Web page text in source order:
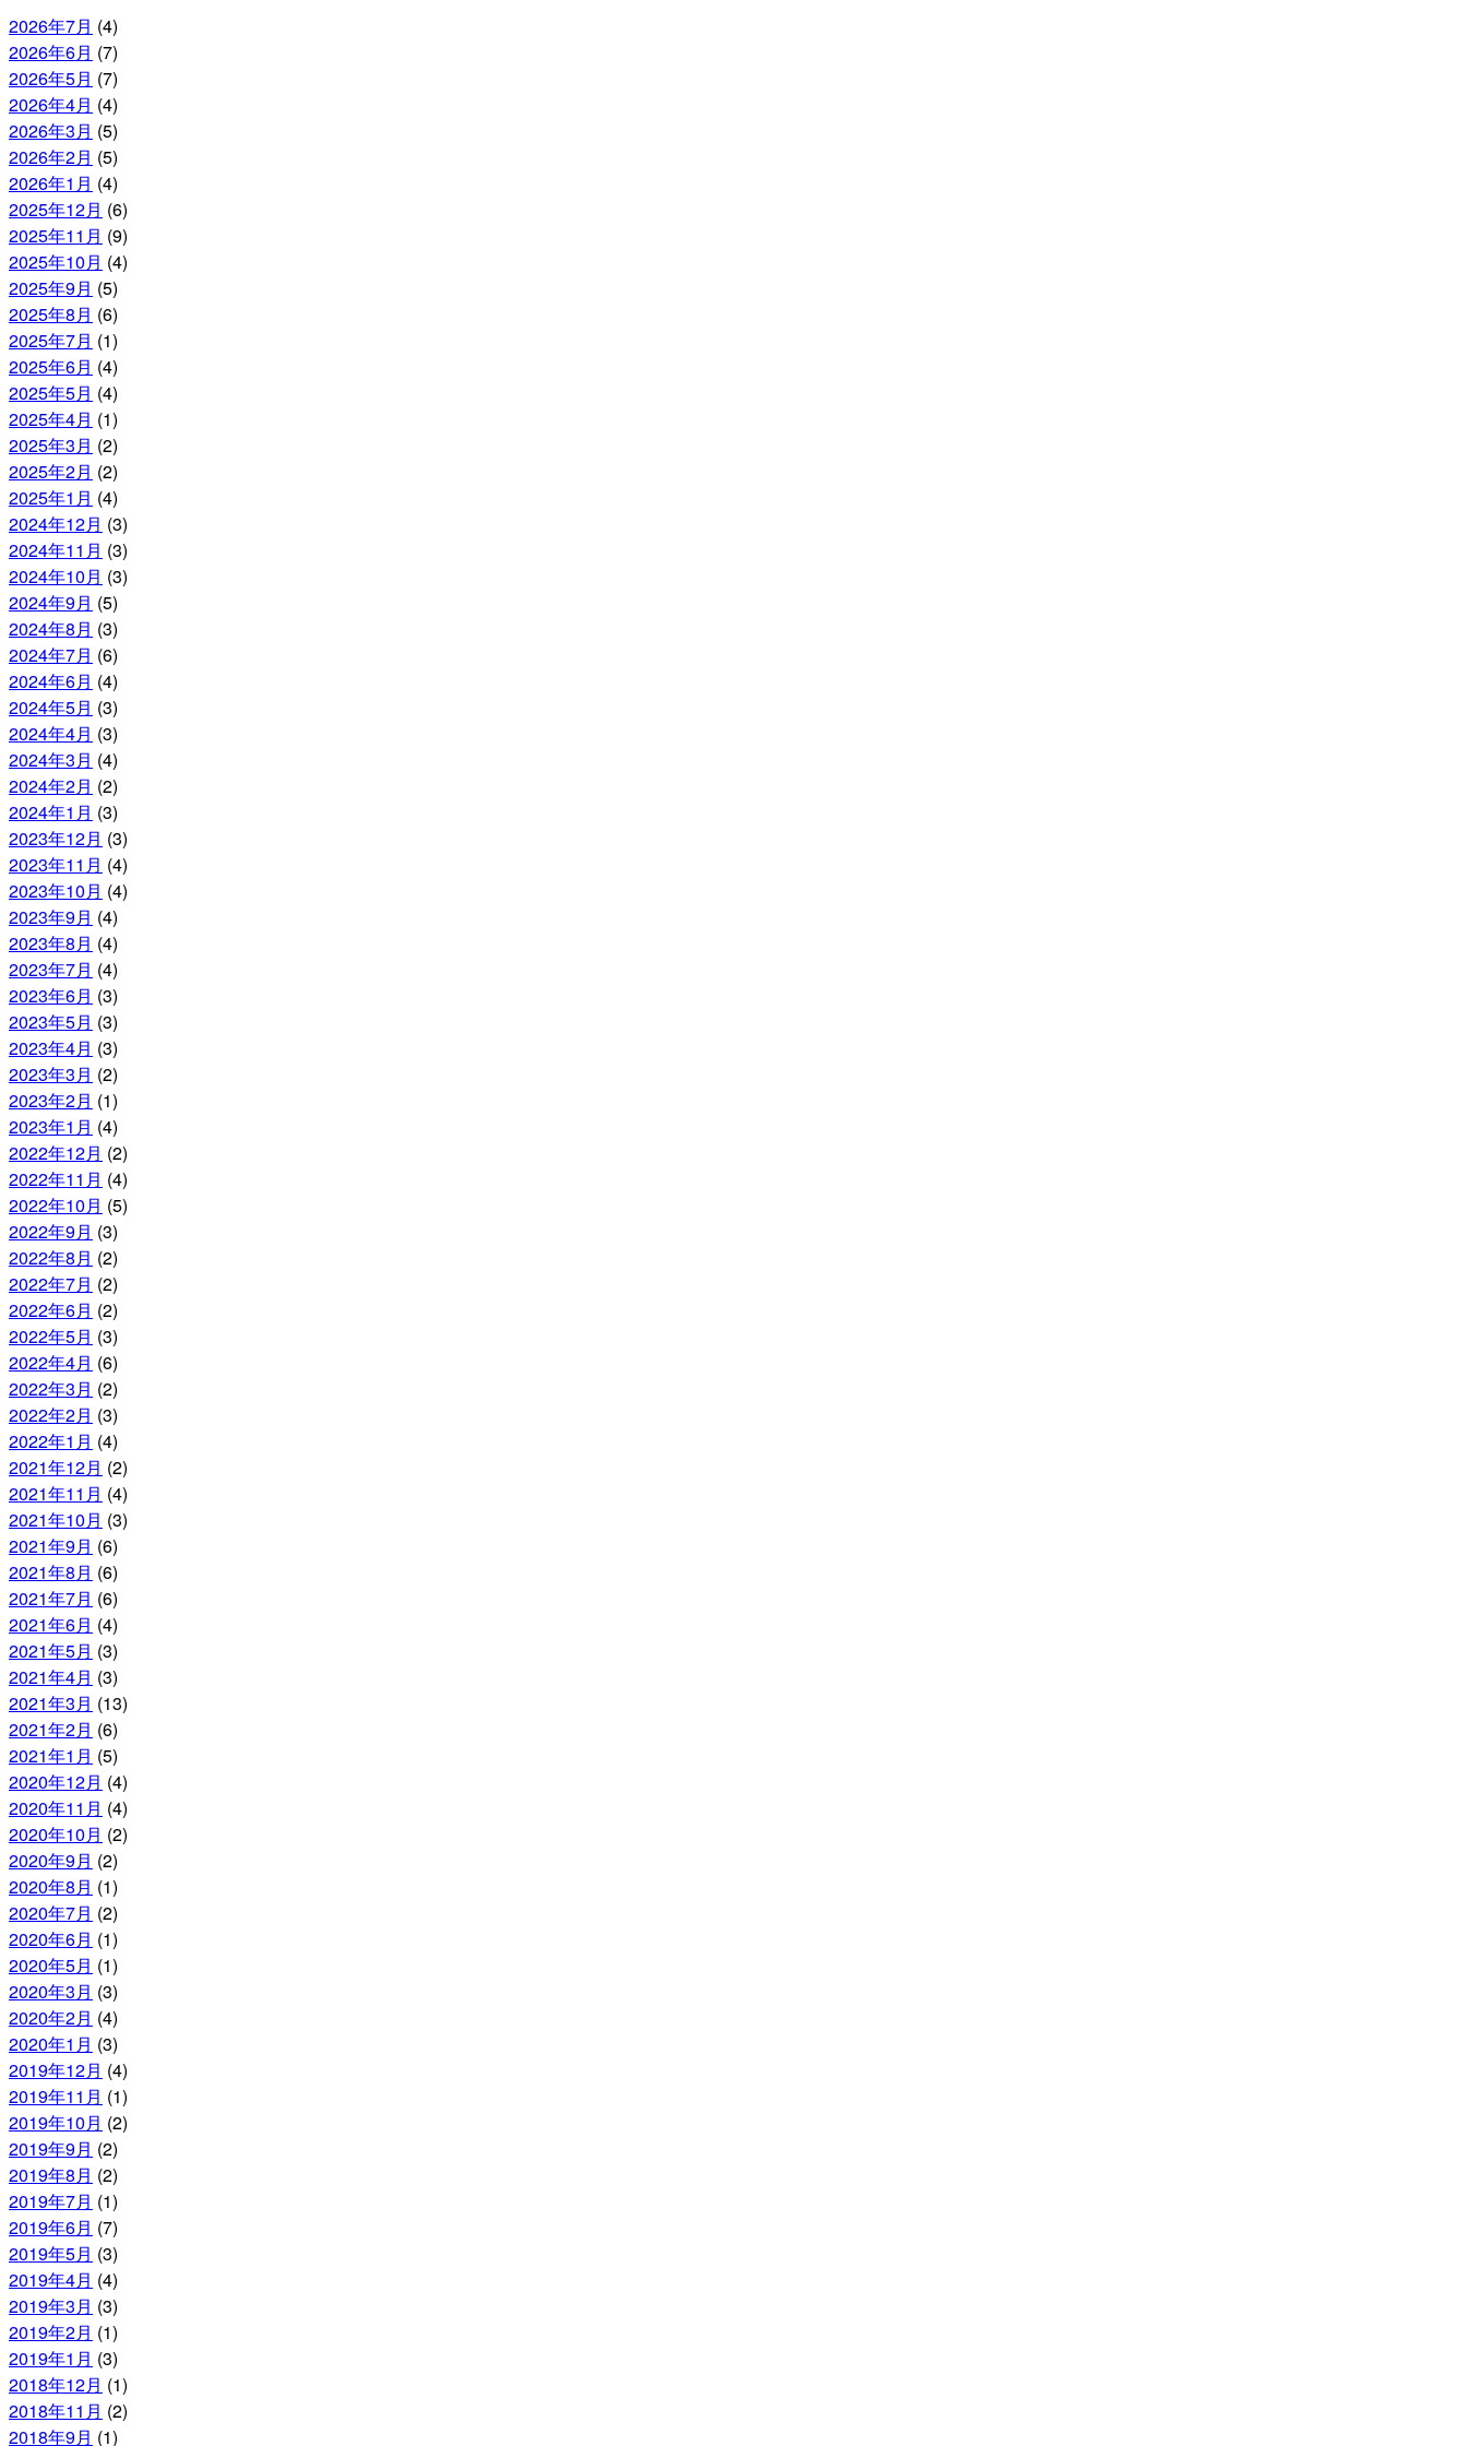
2026年7月 (4)
2026年6月 (7)
2026年5月 (7)
2026年4月 (4)
2026年3月 (5)
2026年2月 (5)
2026年1月 (4)
2025年12月 (6)
2025年11月 (9)
2025年10月 (4)
2025年9月 (5)
2025年8月 (6)
2025年7月 (1)
2025年6月 (4)
2025年5月 (4)
2025年4月 (1)
2025年3月 (2)
2025年2月 (2)
2025年1月 (4)
2024年12月 (3)
2024年11月 (3)
2024年10月 (3)
2024年9月 (5)
2024年8月 (3)
2024年7月 (6)
2024年6月 (4)
2024年5月 (3)
2024年4月 (3)
2024年3月 (4)
2024年2月 (2)
2024年1月 (3)
2023年12月 (3)
2023年11月 (4)
2023年10月 (4)
2023年9月 (4)
2023年8月 (4)
2023年7月 (4)
2023年6月 (3)
2023年5月 (3)
2023年4月 (3)
2023年3月 (2)
2023年2月 (1)
2023年1月 (4)
2022年12月 (2)
2022年11月 (4)
2022年10月 (5)
2022年9月 (3)
2022年8月 (2)
2022年7月 (2)
2022年6月 (2)
2022年5月 (3)
2022年4月 (6)
2022年3月 (2)
2022年2月 (3)
2022年1月 (4)
2021年12月 (2)
2021年11月 (4)
2021年10月 (3)
2021年9月 (6)
2021年8月 (6)
2021年7月 (6)
2021年6月 (4)
2021年5月 (3)
2021年4月 (3)
2021年3月 (13)
2021年2月 (6)
2021年1月 (5)
2020年12月 (4)
2020年11月 (4)
2020年10月 (2)
2020年9月 (2)
2020年8月 (1)
2020年7月 (2)
2020年6月 (1)
2020年5月 (1)
2020年3月 (3)
2020年2月 (4)
2020年1月 (3)
2019年12月 (4)
2019年11月 (1)
2019年10月 (2)
2019年9月 (2)
2019年8月 (2)
2019年7月 (1)
2019年6月 (7)
2019年5月 (3)
2019年4月 (4)
2019年3月 (3)
2019年2月 (1)
2019年1月 (3)
2018年12月 (1)
2018年11月 (2)
2018年9月 (1)